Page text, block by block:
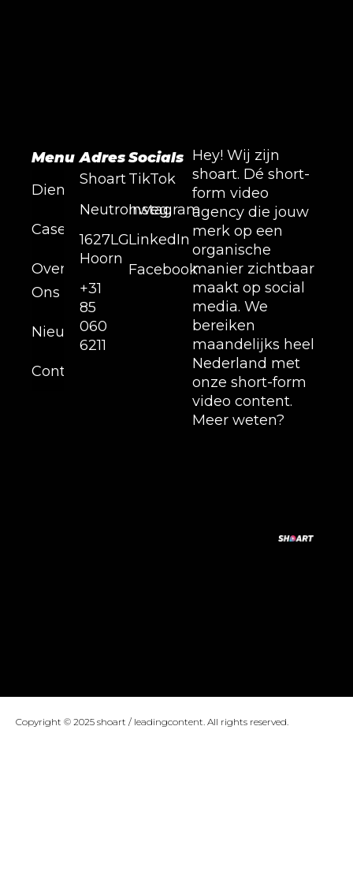
Diensten
Cases
Over
Ons
Nieuws
Contact
Menu Adres
Shoart
Neutronweg,
1627LG
Hoorn
+31
85
060
6211
Socials
TikTok
Instagram
LinkedIn
Facebook
Hey! Wij zijn
shoart. Dé short-
form video
agency die jouw
merk op een
organische
manier zichtbaar
maakt op social
media. We
bereiken
maandelijks heel
Nederland met
onze short-form
video content.
Meer weten?
Copyright © 2025 shoart / leadingcontent. All rights reserved.